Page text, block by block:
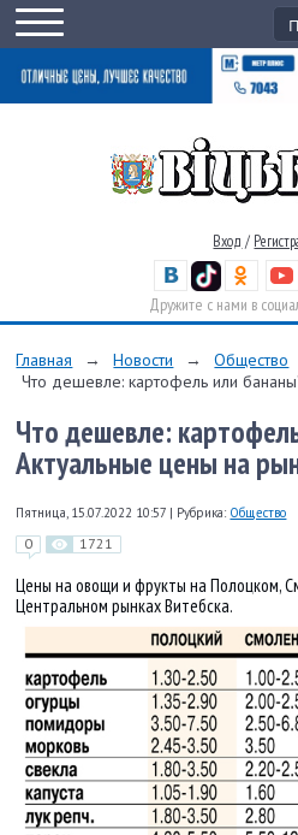
Вход /
Дружите с нами в
Главная → Новости → Общество
Что дешевле: картофель или
Что дешевле:
Актуальные цены на
Пятница, 15.07.2022 10:57 | Рубрика: Общество
0 1721
Цены на овощи и фрукты на Полоцком,
Центральном рынках Витебска.